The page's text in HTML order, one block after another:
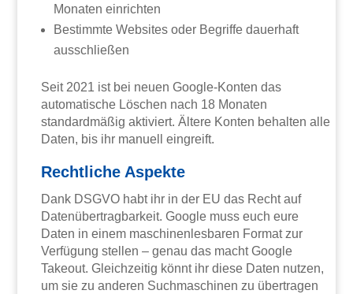
Monaten einrichten
Bestimmte Websites oder Begriffe dauerhaft
ausschließen
Seit 2021 ist bei neuen Google-Konten das
automatische Löschen nach 18 Monaten
standardmäßig aktiviert. Ältere Konten behalten alle
Daten, bis ihr manuell eingreift.
Rechtliche Aspekte
Dank DSGVO habt ihr in der EU das Recht auf
Datenübertragbarkeit. Google muss euch eure
Daten in einem maschinenlesbaren Format zur
Verfügung stellen – genau das macht Google
Takeout. Gleichzeitig könnt ihr diese Daten nutzen,
um sie zu anderen Suchmaschinen zu übertragen